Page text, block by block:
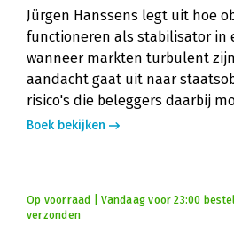
Jürgen Hanssens legt uit hoe
functioneren als stabilisator in
wanneer markten turbulent
aandacht gaat uit naar
risico's die beleggers daarbij
Boek bekijken
Op voorraad | Vandaag voor 23:00
verzonden